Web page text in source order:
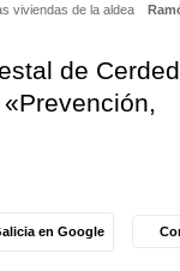
viviendas de la aldea
de
en Google